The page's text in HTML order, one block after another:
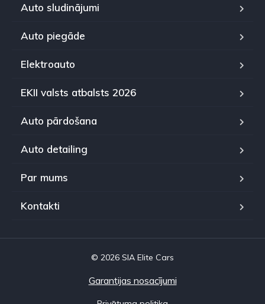
Auto sludinājumi
Auto piegāde
Elektroauto
EKII valsts atbalsts 2026
Auto pārdošana
Auto detailing
Par mums
Kontakti
© 2026 SIA Elite Cars
Garantijas nosacījumi